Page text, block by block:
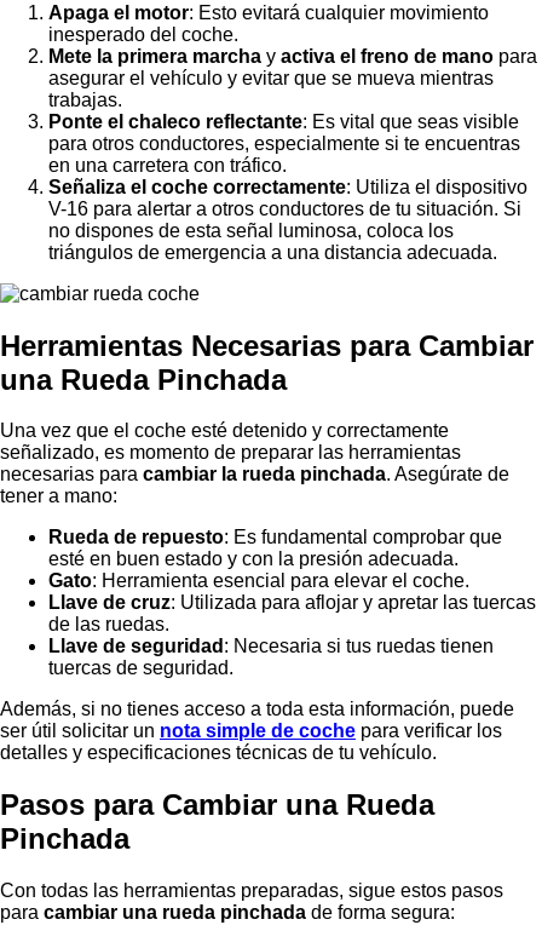
Apaga el motor: Esto evitará cualquier movimiento
inesperado del coche.
Mete la primera marcha y activa el freno de mano para
asegurar el vehículo y evitar que se mueva mientras
trabajas.
Ponte el chaleco reflectante: Es vital que seas visible
para otros conductores, especialmente si te encuentras
en una carretera con tráfico.
Señaliza el coche correctamente: Utiliza el dispositivo
V-16 para alertar a otros conductores de tu situación. Si
no dispones de esta señal luminosa, coloca los
triángulos de emergencia a una distancia adecuada.
Herramientas Necesarias para Cambiar
una Rueda Pinchada
Una vez que el coche esté detenido y correctamente
señalizado, es momento de preparar las herramientas
necesarias para cambiar la rueda pinchada. Asegúrate de
tener a mano:
Rueda de repuesto: Es fundamental comprobar que
esté en buen estado y con la presión adecuada.
Gato: Herramienta esencial para elevar el coche.
Llave de cruz: Utilizada para aflojar y apretar las tuercas
de las ruedas.
Llave de seguridad : Necesaria si tus ruedas tienen
tuercas de seguridad.
Además, si no tienes acceso a toda esta información, puede
ser útil solicitar un nota simple de coche para verificar los
detalles y especificaciones técnicas de tu vehículo.
Pasos para Cambiar una Rueda
Pinchada
Con todas las herramientas preparadas, sigue estos pasos
para cambiar una rueda pinchada de forma segura: